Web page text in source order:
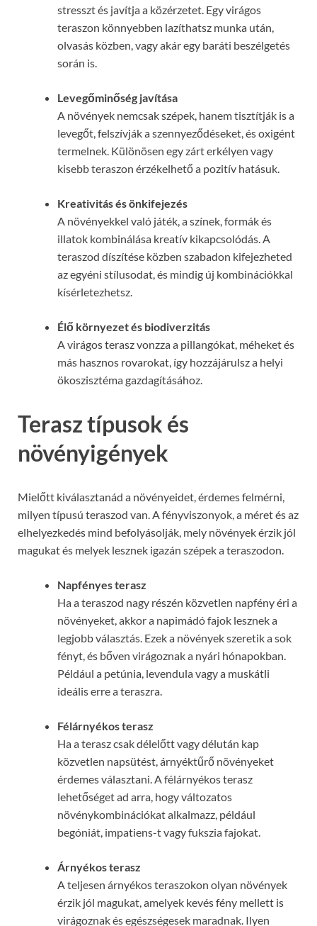
stresszt és javítja a közérzetet. Egy virágos
teraszon könnyebben lazíthatsz munka után,
olvasás közben, vagy akár egy baráti beszélgetés
során is.
Levegőminőség javítása
A növények nemcsak szépek, hanem tisztítják is a
levegőt, felszívják a szennyeződéseket, és oxigént
termelnek. Különösen egy zárt erkélyen vagy
kisebb teraszon érzékelhető a pozitív hatásuk.
Kreativitás és önkifejezés
A növényekkel való játék, a színek, formák és
illatok kombinálása kreatív kikapcsolódás. A
teraszod díszítése közben szabadon kifejezheted
az egyéni stílusodat, és mindig új kombinációkkal
kísérletezhetsz.
Élő környezet és biodiverzitás
A virágos terasz vonzza a pillangókat, méheket és
más hasznos rovarokat, így hozzájárulsz a helyi
ökoszisztéma gazdagításához.
Terasz típusok és
növényigények
Mielőtt kiválasztanád a növényeidet, érdemes felmérni,
milyen típusú teraszod van. A fényviszonyok, a méret és az
elhelyezkedés mind befolyásolják, mely növények érzik jól
magukat és melyek lesznek igazán szépek a teraszodon.
Napfényes terasz
Ha a teraszod nagy részén közvetlen napfény éri a
növényeket, akkor a napimádó fajok lesznek a
legjobb választás. Ezek a növények szeretik a sok
fényt, és bőven virágoznak a nyári hónapokban.
Például a petúnia, levendula vagy a muskátli
ideális erre a teraszra.
Félárnyékos terasz
Ha a terasz csak délelőtt vagy délután kap
közvetlen napsütést, árnyéktűrő növényeket
érdemes választani. A félárnyékos terasz
lehetőséget ad arra, hogy változatos
növénykombinációkat alkalmazz, például
begóniát, impatiens-t vagy fukszia fajokat.
Árnyékos terasz
A teljesen árnyékos teraszokon olyan növények
érzik jól magukat, amelyek kevés fény mellett is
virágoznak és egészségesek maradnak. Ilyen